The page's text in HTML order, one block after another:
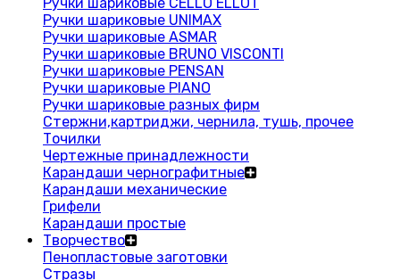
Ручки шариковые UNIMAX
Ручки шариковые ASMAR
Ручки шариковые BRUNO VISCONTI
Ручки шариковые PENSAN
Ручки шариковые PIANO
Ручки шариковые разных фирм
Стержни,картриджи, чернила, тушь, прочее
Точилки
Чертежные принадлежности
Карандаши чернографитные
Карандаши механические
Грифели
Карандаши простые
Творчество
Пенопластовые заготовки
Стразы